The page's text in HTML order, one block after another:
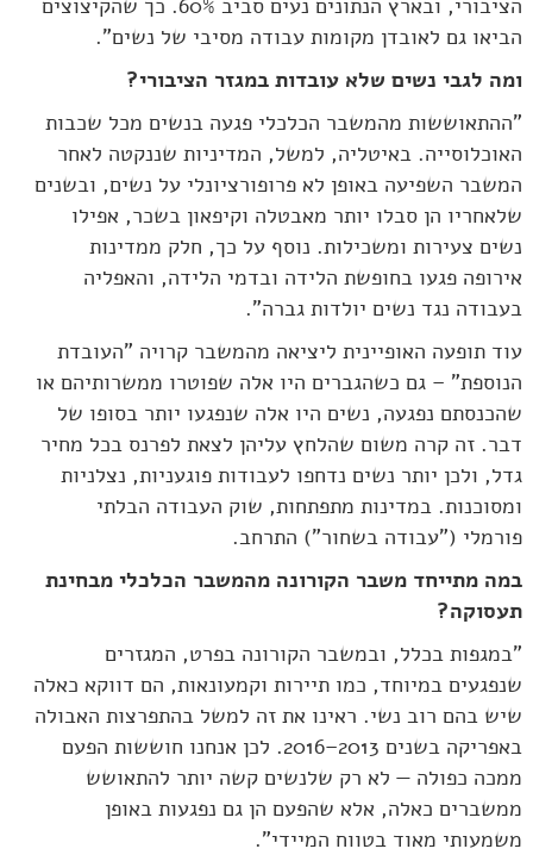
הציבורי, ובארץ הנתונים נעים סביב 60%. כך שהקיצוצים
הביאו גם לאובדן מקומות עבודה מסיבי של נשים".
ומה לגבי נשים שלא עובדות במגזר הציבורי?
"ההתאוששות מהמשבר הכלכלי פגעה בנשים מכל שכבות
האוכלוסייה. באיטליה, למשל, המדיניות שננקטה לאחר
המשבר השפיעה באופן לא פרופורציונלי על נשים, ובשנים
שלאחריו הן סבלו יותר מאבטלה וקיפאון בשכר, אפילו
נשים צעירות ומשכילות. נוסף על כך, חלק ממדינות
אירופה פגעו בחופשת הלידה ובדמי הלידה, והאפליה
בעבודה נגד נשים יולדות גברה".
עוד תופעה האופיינית ליציאה מהמשבר קרויה "העובדת
הנוספת" – גם כשהגברים היו אלה שפוטרו ממשרותיהם או
שהכנסתם נפגעה, נשים היו אלה שנפגעו יותר בסופו של
דבר. זה קרה משום שהלחץ עליהן לצאת לפרנס בכל מחיר
גדל, ולכן יותר נשים נדחפו לעבודות פוגעניות, נצלניות
ומסוכנות. במדינות מתפתחות, שוק העבודה הבלתי
פורמלי ("עבודה בשחור") התרחב.
במה מתייחד משבר הקורונה מהמשבר הכלכלי מבחינת
תעסוקה?
"במגפות בכלל, ובמשבר הקורונה בפרט, המגזרים
שנפגעים במיוחד, כמו תיירות וקמעונאות, הם דווקא כאלה
שיש בהם רוב נשי. ראינו את זה למשל בהתפרצות האבולה
באפריקה בשנים 2013–2016. לכן אנחנו חוששות הפעם
ממכה כפולה — לא רק שלנשים קשה יותר להתאושש
ממשברים כאלה, אלא שהפעם הן גם נפגעות באופן
משמעותי מאוד בטווח המיידי".